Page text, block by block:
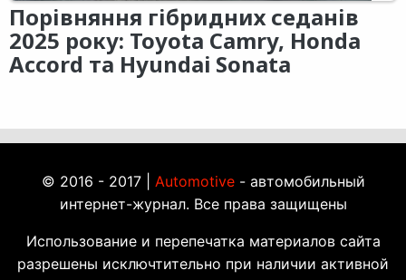
Порівняння гібридних седанів
2025 року: Toyota Camry, Honda
Accord та Hyundai Sonata
© 2016 - 2017 | Automotive- автомобильный
интернет-журнал. Все права защищены
Использование и перепечатка материалов сайта
разрешены исключтительно при наличии активной